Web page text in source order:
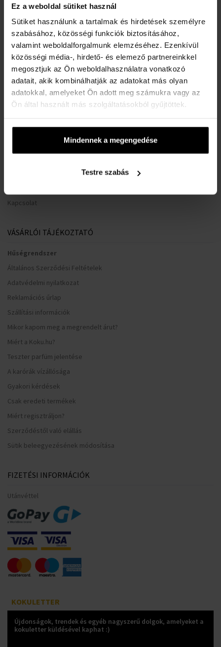
Ez a weboldal sütiket használ
Sütiket használunk a tartalmak és hirdetések személyre
szabásához, közösségi funkciók biztosításához,
valamint weboldalforgalmunk elemzéséhez. Ezenkívül
közösségi média-, hirdető- és elemező partnereinkkel
megosztjuk az Ön weboldalhasználatra vonatkozó
adatait, akik kombinálhatják az adatokat más olyan
adatokkal, amelyeket Ön adott meg számukra vagy az
Ön által használt más szolgáltatásokból gyűjtöttek.
Mindennek a megengedése
Testre szabás
Chronograph 44mm 5ATM
Elküldjük 11.08.
81250 Ft
:
HASZNOS INFORMÁCIÓK
Kapcsolat
VÁSÁRLÓI TÁJÉKOZTATÓ
Hűségrendszer
Általános Szerződési Feltételek
Adatvédelmi nyilatkozat
Reklamációs űrlap
Szállítási információk
Mikor kapom meg a megrendelt árut?
Miért a Koku.hu?
Teszter parfüm jelentése
A karórák vízállósága
Gyakori kérdések
Csak eredeti termékek
Miért regisztráljon?
Szerződéstől való elállás
Sütik beleegyezésének módosítása
FIZETÉSI INFORMÁCIÓK
Utánvéttel
KOKULETTER
Újdonságok, trendek és egyéb nagyszerű dolgok, amelyeket a
kokuletter küldésével kaphat :)